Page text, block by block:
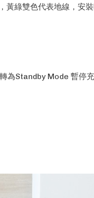
綠雙色代表地線，安
為Standby Mode 暫停